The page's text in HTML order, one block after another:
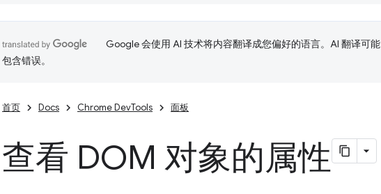
Google 会使用 AI 技术将内容翻译成您偏好的语言。AI 翻译可能
包含错误。
首页 Docs Chrome DevTools 面板
查看 DOM 对象的属性